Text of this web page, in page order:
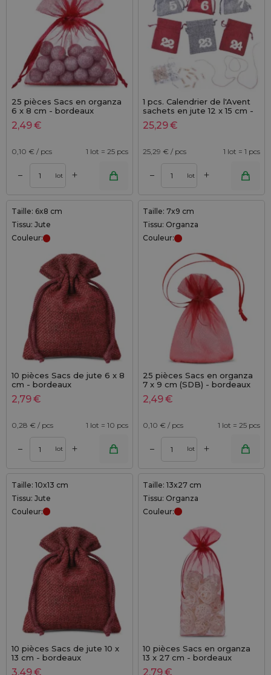
25 pièces Sacs en organza
6 x 8 cm - bordeaux
2,49€
0,10 € / pcs 1 lot = 25 pcs
– lot +
1 pcs. Calendrier de l'Avent
sachets en jute 12 x 15 cm -
arfents et bordeaux +
numéros blancs
25,29€
25,29 € / pcs 1 lot = 1 pcs
– lot +
Taille: 6x8 cm
Tissu: Jute
Couleur:
10 pièces Sacs de jute 6 x 8
cm - bordeaux
2,79€
0,28 € / pcs 1 lot = 10 pcs
– lot +
Taille: 7x9 cm
Tissu: Organza
Couleur:
25 pièces Sacs en organza
7 x 9 cm (SDB) - bordeaux
2,49€
0,10 € / pcs 1 lot = 25 pcs
– lot +
Taille: 10x13 cm
Tissu: Jute
Couleur:
10 pièces Sacs de jute 10 x
13 cm - bordeaux
3,49€
Taille: 13x27 cm
Tissu: Organza
Couleur:
10 pièces Sacs en organza
13 x 27 cm - bordeaux
2,79€